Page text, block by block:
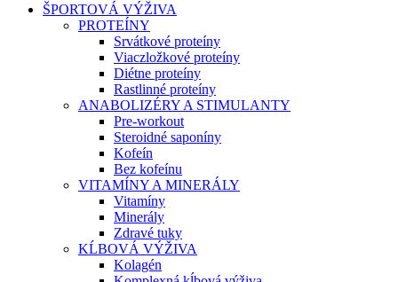
ŠPORTOVÁ VÝŽIVA
PROTEÍNY
Srvátkové proteíny
Viaczložkové proteíny
Diétne proteíny
Rastlinné proteíny
ANABOLIZÉRY A STIMULANTY
Pre-workout
Steroidné saponíny
Kofeín
Bez kofeínu
VITAMÍNY A MINERÁLY
Vitamíny
Minerály
Zdravé tuky
KĹBOVÁ VÝŽIVA
Kolagén